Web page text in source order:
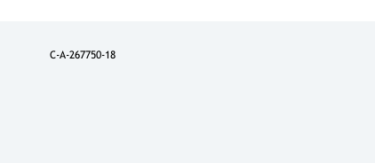
C-A-267750-18